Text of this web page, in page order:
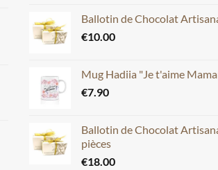
Ballotin de Chocolat
€10.00
Mug Hadiia "Je t'aime
€7.90
Ballotin de Chocolat
pièces
€18.00